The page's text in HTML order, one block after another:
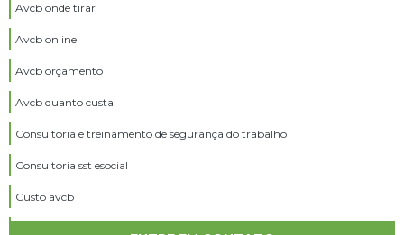
Avcb onde tirar
Avcb online
Avcb orçamento
Avcb quanto custa
Consultoria e treinamento de segurança do trabalho
Consultoria sst esocial
Custo avcb